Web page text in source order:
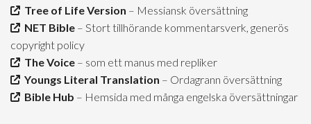
Tree of Life Version – Messiansk översättning
NET Bible – Stort tillhörande kommentarsverk, generös
copyright policy
The Voice – som ett manus med repliker
Youngs Literal Translation – Ordagrann översättning
Bible Hub – Hemsida med många engelska översättningar